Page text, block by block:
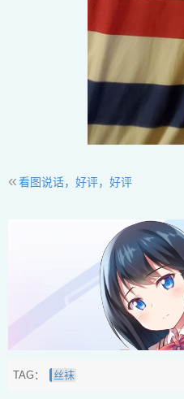
«看图说话，好评，好评
TAG： 丝袜